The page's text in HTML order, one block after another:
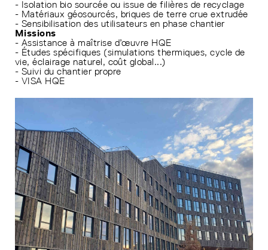
- Isolation bio sourcée ou issue de filières de recyclage
- Matériaux géosourcés, briques de terre crue extrudée
- Sensibilisation des utilisateurs en phase chantier
Missions
- Assistance à maîtrise d’œuvre HQE
- Études spécifiques (simulations thermiques, cycle de
vie, éclairage naturel, coût global...)
- Suivi du chantier propre
- VISA HQE